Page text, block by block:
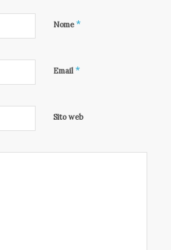
Nome*
Email *
Sito web